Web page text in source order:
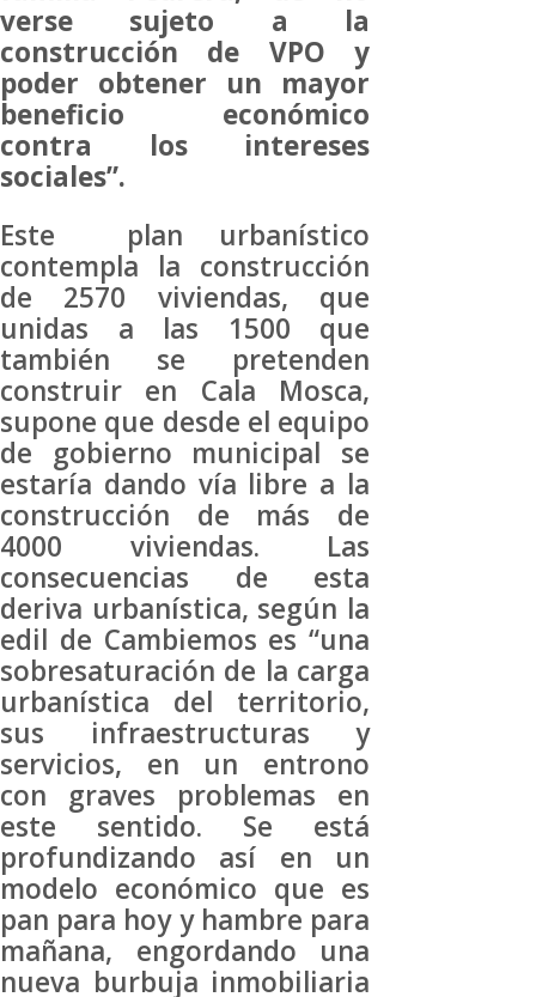
verse sujeto a la
construcción de VPO y
poder obtener un mayor
beneficio económico
contra los intereses
sociales”.
Este plan urbanístico
contempla la construcción
de 2570 viviendas, que
unidas a las 1500 que
también se pretenden
construir en Cala Mosca,
supone que desde el equipo
de gobierno municipal se
estaría dando vía libre a la
construcción de más de
4000 viviendas. Las
consecuencias de esta
deriva urbanística, según la
edil de Cambiemos es “una
sobresaturación de la carga
urbanística del territorio,
sus infraestructuras y
servicios, en un entrono
con graves problemas en
este sentido. Se está
profundizando así en un
modelo económico que es
pan para hoy y hambre para
mañana, engordando una
nueva burbuja inmobiliaria